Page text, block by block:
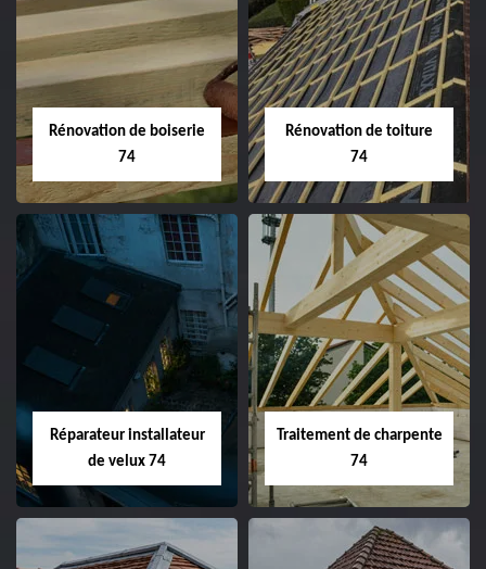
Rénovation de boiserie
74
Rénovation de toiture
74
Réparateur installateur
de velux 74
Traitement de charpente
74